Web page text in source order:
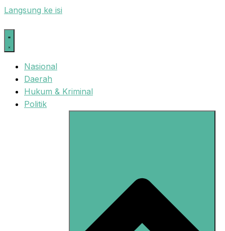
Langsung ke isi
Nasional
Daerah
Hukum & Kriminal
Politik